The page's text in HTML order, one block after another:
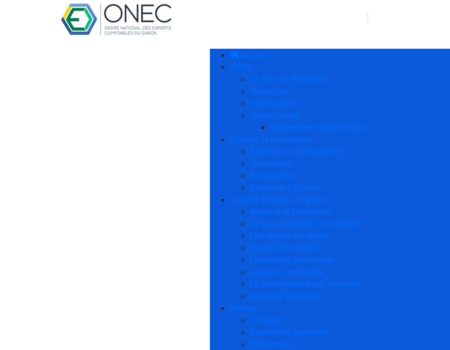
Accueil
ONEC
Le mot du Président
Historique
Organisation
Opportunités
Rechercher Stage/Emploi
Exercer la profession
Tableau de l’Ordre 2025
Formations
Ressources
S’inscrire à l’Ordre
Devenir Expert comptable
Accès à la profession
Le stage d’expert comptable
Les étapes du stage
Espace formation
L’expertise comptable
L’expert comptable
Le commissaire aux comptes
Annuaire de l’Ordre
Médias
Congrès
Assemblée générale
Evènement